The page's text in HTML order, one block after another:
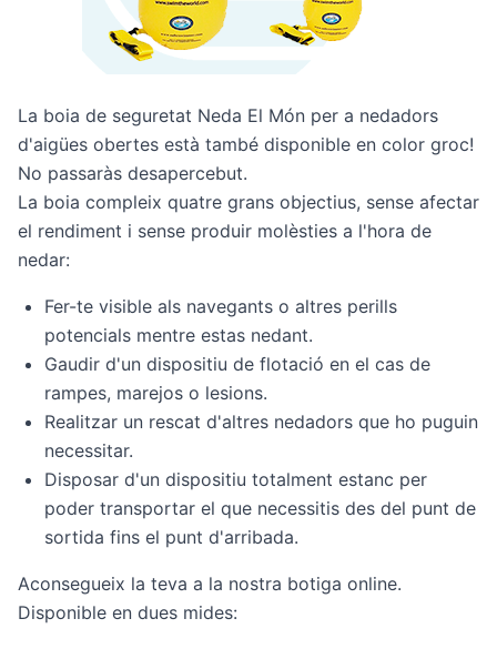
La boia de seguretat Neda El Món per a nedadors
d'aigües obertes està també disponible en color groc!
No passaràs desapercebut.
La boia compleix quatre grans objectius, sense afectar
el rendiment i sense produir molèsties a l'hora de
nedar:
Fer-te visible als navegants o altres perills
potencials mentre estas nedant.
Gaudir d'un dispositiu de flotació en el cas de
rampes, marejos o lesions.
Realitzar un rescat d'altres nedadors que ho puguin
necessitar.
Disposar d'un dispositiu totalment estanc per
poder transportar el que necessitis des del punt de
sortida fins el punt d'arribada.
Aconsegueix la teva a la nostra botiga online.
Disponible en dues mides: